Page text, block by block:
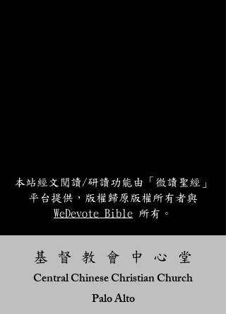
本站經文閱讀/研讀功能由「微讀聖經」
平台提供，版權歸原版權所有者與
WeDevote Bible 所有。
基 督 教 會 中 心 堂
Central Chinese Christian Church
Palo Alto